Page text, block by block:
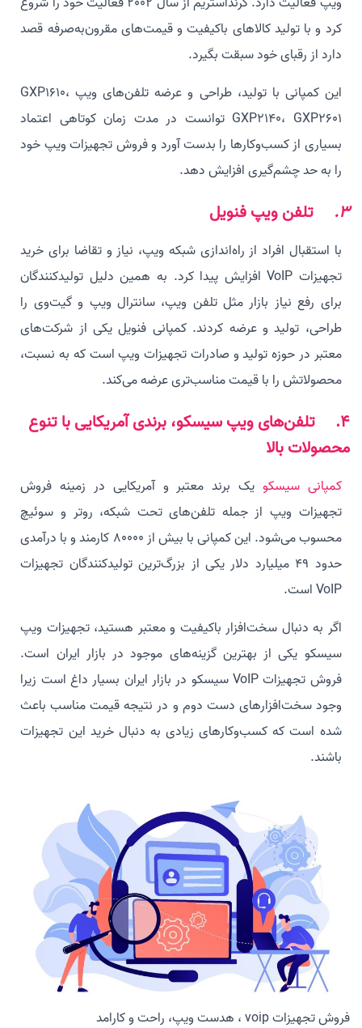
کرد و با تولید کالاهای باکیفیت و قیمت‌های مقرون‌به‌صرفه قصد
دارد از رقبای خود سبقت بگیرد.
این کمپانی با تولید، طراحی و عرضه تلفن‌های ویپ GXP1610،
GXP2140، GXP2601 توانست در مدت زمان کوتاهی اعتماد
بسیاری از کسب‌و‌کارها را بدست آورد و فروش تجهیزات ویپ خود
را به حد چشم‌گیری افزایش دهد.
3. تلفن ویپ فنویل
با استقبال افراد از راه‌اندازی شبکه ویپ، نیاز و تقاضا برای خرید
تجهیزات VoIP افزایش پیدا کرد. به همین دلیل تولیدکنندگان
برای رفع نیاز بازار مثل تلفن ویپ، سانترال ویپ و گیت‌وی را
طراحی، تولید و عرضه کردند. کمپانی فنویل یکی از شرکت‌های
معتبر در حوزه تولید و صادرات تجهیزات ویپ است که به نسبت،
محصولاتش را با قیمت مناسب‌تری عرضه می‌کند.
4. تلفن‌های ویپ سیسکو، برندی آمریکایی با تنوع
محصولات بالا
کمپانی سیسکو یک برند معتبر و آمریکایی در زمینه فروش
تجهیزات ویپ از جمله تلفن‌های تحت شبکه، روتر و سوئیچ
محسوب می‌شود. این کمپانی با بیش از 80000 کارمند و با درآمدی
حدود 49 میلیارد دلار یکی از بزرگ‌ترین تولیدکنندگان تجهیزات
VoIP است.
اگر به دنبال سخت‌افزار باکیفیت و معتبر هستید، تجهیزات ویپ
سیسکو یکی از بهترین گزینه‌های موجود در بازار ایران است.
فروش تجهیزات VoIP سیسکو در بازار ایران بسیار داغ است زیرا
وجود سخت‌افزارهای دست دوم و در نتیجه قیمت مناسب باعث
شده است که کسب‌وکارهای زیادی به دنبال خرید این تجهیزات
باشند.
فروش تجهیزات voip ، هدست ویپ، راحت و کارامد